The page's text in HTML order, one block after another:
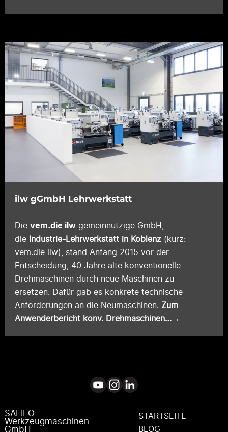
ilw gGmbH Lehrwerkstatt
Die vem.die ilwgemeinnützige GmbH,
dieIndustrie-Lehrwerkstatt in Koblenz(kurz:
vem.die ilw), stand Anfang 2015 vor der
Entscheidung, 40 Jahre alte konventionelle
Drehmaschinen durch neue Maschinen zu
ersetzen. Dafür gab es konkrete technische
Anforderungen an die Neumaschinen. Zum
Anwenderbericht konv. Drehmaschinen…→
SAEILO
Werkzeugmaschinen
GmbH
STARTSEITE
BLOG